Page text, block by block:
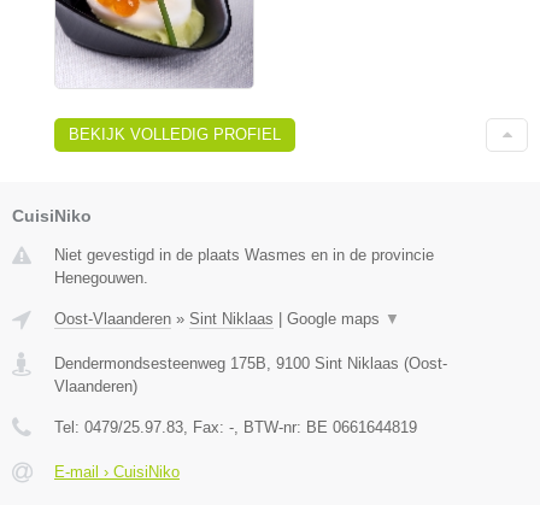
BEKIJK VOLLEDIG PROFIEL
CuisiNiko
Niet gevestigd in de plaats Wasmes en in de provincie
Henegouwen.
Oost-Vlaanderen » Sint Niklaas | Google maps ▼
Dendermondsesteenweg 175B 9100 Sint Niklaas (Oost-
Vlaanderen)
Tel: 0479/25.97.83 , Fax: - , BTW-nr: BE 0661644819
E-mail › CuisiNiko